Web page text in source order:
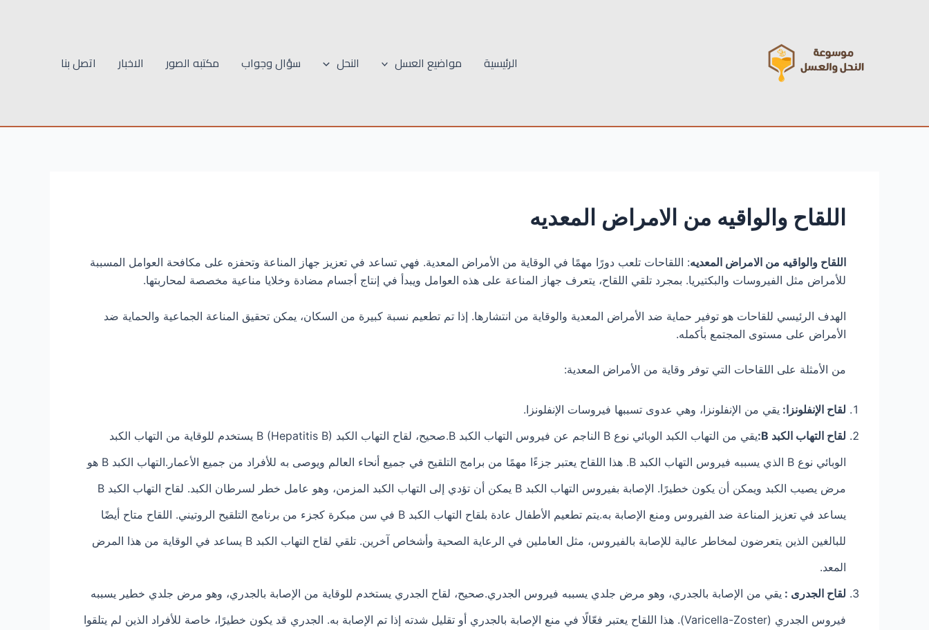
الرئيسية مواضيع العسل النحل سؤال وجواب مكتبه الصور الاخبار اتصل بنا
اللقاح والواقيه من الامراض المعديه
اللقاح والواقيه من الامراض المعديه: اللقاحات تلعب دورًا مهمًا في الوقاية من الأمراض المعدية. فهي تساعد في تعزيز جهاز المناعة وتحفزه على مكافحة العوامل المسببة
للأمراض مثل الفيروسات والبكتيريا. بمجرد تلقي اللقاح، يتعرف جهاز المناعة على هذه العوامل ويبدأ في إنتاج أجسام مضادة وخلايا مناعية مخصصة لمحاربتها.
الهدف الرئيسي للقاحات هو توفير حماية ضد الأمراض المعدية والوقاية من انتشارها. إذا تم تطعيم نسبة كبيرة من السكان، يمكن تحقيق المناعة الجماعية والحماية ضد
الأمراض على مستوى المجتمع بأكمله.
من الأمثلة على اللقاحات التي توفر وقاية من الأمراض المعدية:
لقاح الإنفلونزا: يقي من الإنفلونزا، وهي عدوى تسببها فيروسات الإنفلونزا.
لقاح التهاب الكبد B:
يقي من التهاب الكبد الوبائي نوع B الناجم عن فيروس التهاب الكبد B.صحيح، لقاح التهاب الكبد B (Hepatitis B) يستخدم للوقاية من التهاب الكبد
الوبائي نوع B الذي يسببه فيروس التهاب الكبد B. هذا اللقاح يعتبر جزءًا مهمًا من برامج التلقيح في جميع أنحاء العالم ويوصى به للأفراد من جميع الأعمار.التهاب الكبد B هو
مرض يصيب الكبد ويمكن أن يكون خطيرًا. الإصابة بفيروس التهاب الكبد B يمكن أن تؤدي إلى التهاب الكبد المزمن، وهو عامل خطر لسرطان الكبد. لقاح التهاب الكبد B
يساعد في تعزيز المناعة ضد الفيروس ومنع الإصابة به.يتم تطعيم الأطفال عادة بلقاح التهاب الكبد B في سن مبكرة كجزء من برنامج التلقيح الروتيني. اللقاح متاح أيضًا
للبالغين الذين يتعرضون لمخاطر عالية للإصابة بالفيروس، مثل العاملين في الرعاية الصحية وأشخاص آخرين. تلقي لقاح التهاب الكبد B يساعد في الوقاية من هذا المرض
المعد.
لقاح الجدرى : يقي من الإصابة بالجدري، وهو مرض جلدي يسببه فيروس الجدري.صحيح، لقاح الجدري يستخدم للوقاية من الإصابة بالجدري، وهو مرض جلدي خطير يسببه
فيروس الجدري (Varicella-Zoster). هذا اللقاح يعتبر فعّالًا في منع الإصابة بالجدري أو تقليل شدته إذا تم الإصابة به. الجدري قد يكون خطيرًا، خاصة للأفراد الذين لم يتلقوا